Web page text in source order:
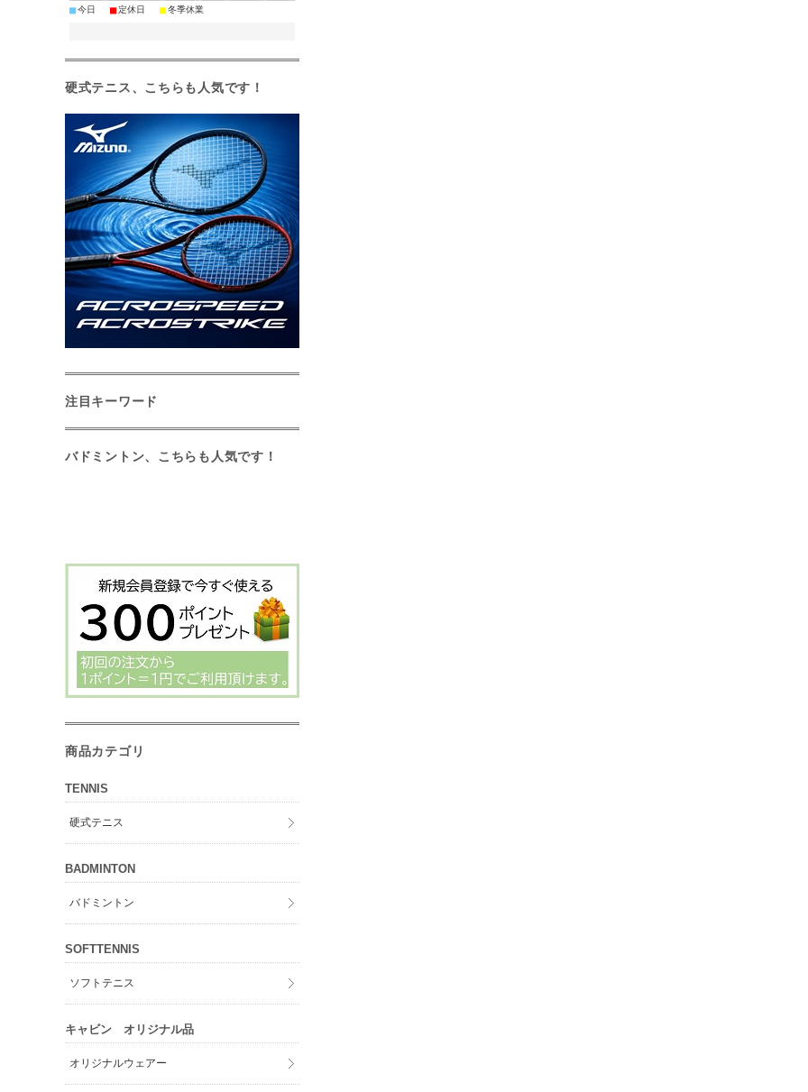
■今日 ■定休日 ■冬季休業
硬式テニス、こちらも人気です！
注目キーワード
バドミントン、こちらも人気です！
商品カテゴリ
TENNIS
硬式テニス
BADMINTON
バドミントン
SOFTTENNIS
ソフトテニス
キャビン オリジナル品
オリジナルウェアー